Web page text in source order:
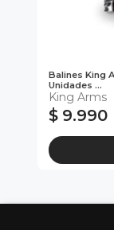
Balines King
Unidades ...
King Arms
$ 9.990